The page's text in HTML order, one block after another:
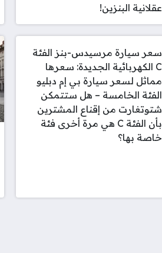
عقلانية البنزين!
سعر سيارة مرسيدس-بنز الفئة
C الكهربائية الجديدة: سعرها
مماثل لسعر سيارة بي إم دبليو
الفئة الخامسة – هل ستتمكن
شتوتغارت من إقناع المشترين
بأن الفئة C هي مرة أخرى فئة
خاصة بها؟